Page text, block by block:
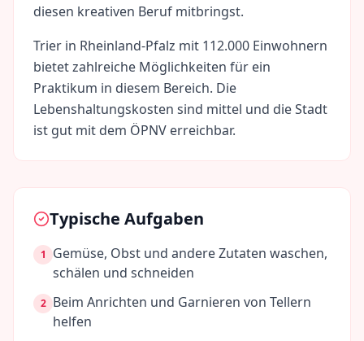
diesen kreativen Beruf mitbringst.
Trier in Rheinland-Pfalz mit 112.000 Einwohnern
bietet zahlreiche Möglichkeiten für ein
Praktikum in diesem Bereich. Die
Lebenshaltungskosten sind mittel und die Stadt
ist gut mit dem ÖPNV erreichbar.
Typische Aufgaben
1
Gemüse, Obst und andere Zutaten waschen,
schälen und schneiden
2 Beim Anrichten und Garnieren von Tellern
helfen